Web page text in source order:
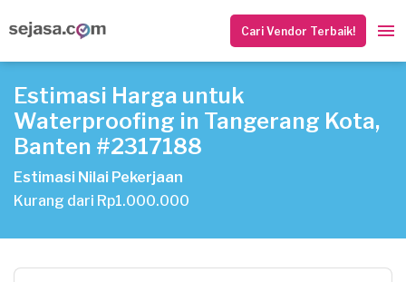
Cari Vendor Terbaik!
Estimasi Harga untuk
Waterproofing in Tangerang Kota,
Banten #2317188
Estimasi Nilai Pekerjaan
Kurang dari Rp1.000.000